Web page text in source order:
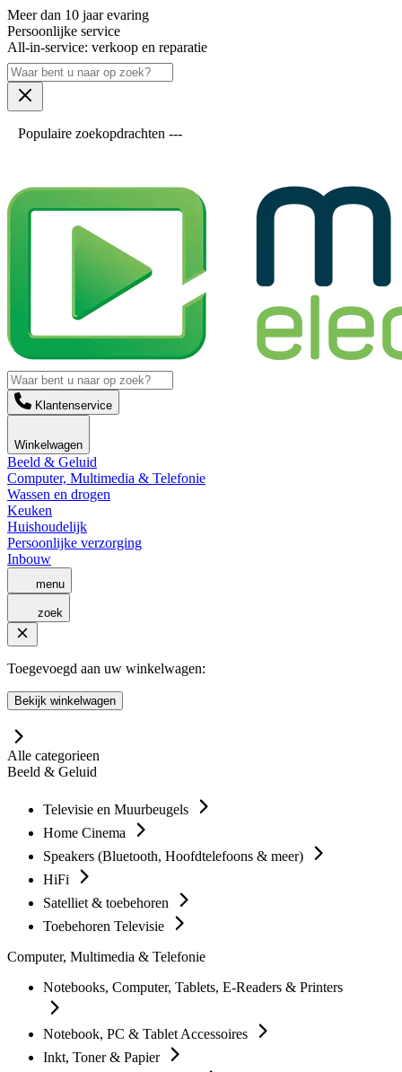
Meer dan 10 jaar evaring
Persoonlijke service
All-in-service: verkoop en reparatie
Populaire zoekopdrachten ---
Klantenservice
Winkelwagen
Beeld & Geluid
Computer, Multimedia & Telefonie
Wassen en drogen
Keuken
Huishoudelijk
Persoonlijke verzorging
Inbouw
menu
zoek
Toegevoegd aan uw winkelwagen:
Bekijk winkelwagen
Alle categorieen
Beeld & Geluid
Televisie en Muurbeugels
Home Cinema
Speakers (Bluetooth, Hoofdtelefoons & meer)
HiFi
Satelliet & toebehoren
Toebehoren Televisie
Computer, Multimedia & Telefonie
Notebooks, Computer, Tablets, E-Readers & Printers
Notebook, PC & Tablet Accessoires
Inkt, Toner & Papier